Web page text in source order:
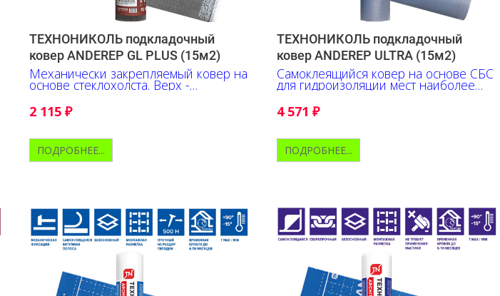
ТЕХНОНИКОЛЬ подкладочный
ковер ANDEREP GL PLUS (15м2)
Механически закрепляемый ковер на
основе стеклохолста. Верх -
2 115₽
ПОДРОБНЕЕ...
ТЕХНОНИКОЛЬ подкладочный
ковер ANDEREP ULTRA (15м2)
Самоклеящийся ковер на основе СБС
для гидроизоляции мест наиболее
4 571₽
ПОДРОБНЕЕ...